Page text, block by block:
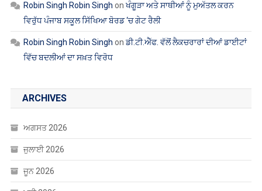
Robin Singh Robin Singh onਖੰਗੂੜਾ ਅਤੇ ਸਾਥੀਆਂ ਨੂੰ ਮੁਅੱਤਲ ਕਰਨ
ਵਿਰੁੱਧ ਪੰਜਾਬ ਸਕੂਲ ਸਿੱਖਿਆ ਬੋਰਡ ‘ਚ ਗੇਟ ਰੈਲੀ
Robin Singh Robin Singh onਡੀ.ਟੀ.ਐੱਫ. ਵੱਲੋਂ ਲੈਕਚਰਾਰਾਂ ਦੀਆਂ ਡਾਈਟਾਂ
ਵਿੱਚ ਬਦਲੀਆਂ ਦਾ ਸਖ਼ਤ ਵਿਰੋਧ
ARCHIVES
ਅਗਸਤ 2026
ਜੁਲਾਈ 2026
ਜੂਨ 2026